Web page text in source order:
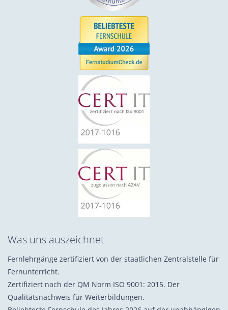
Was uns auszeichnet
Fernlehrgänge zertifiziert von der staatlichen Zentralstelle für
Fernunterricht.
Zertifiziert nach der QM Norm ISO 9001: 2015. Der
Qualitätsnachweis für Weiterbildungen.